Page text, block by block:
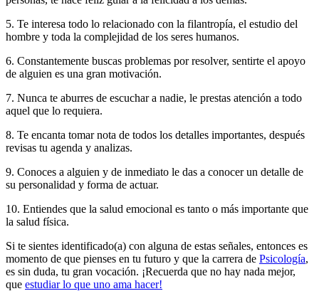
5. Te interesa todo lo relacionado con la filantropía, el estudio del
hombre y toda la complejidad de los seres humanos.
6. Constantemente buscas problemas por resolver, sentirte el apoyo
de alguien es una gran motivación.
7. Nunca te aburres de escuchar a nadie, le prestas atención a todo
aquel que lo requiera.
8. Te encanta tomar nota de todos los detalles importantes, después
revisas tu agenda y analizas.
9. Conoces a alguien y de inmediato le das a conocer un detalle de
su personalidad y forma de actuar.
10. Entiendes que la salud emocional es tanto o más importante que
la salud física.
Si te sientes identificado(a) con alguna de estas señales, entonces es
momento de que pienses en tu futuro y que la carrera de Psicología,
es sin duda, tu gran vocación. ¡Recuerda que no hay nada mejor,
que estudiar lo que uno ama hacer!